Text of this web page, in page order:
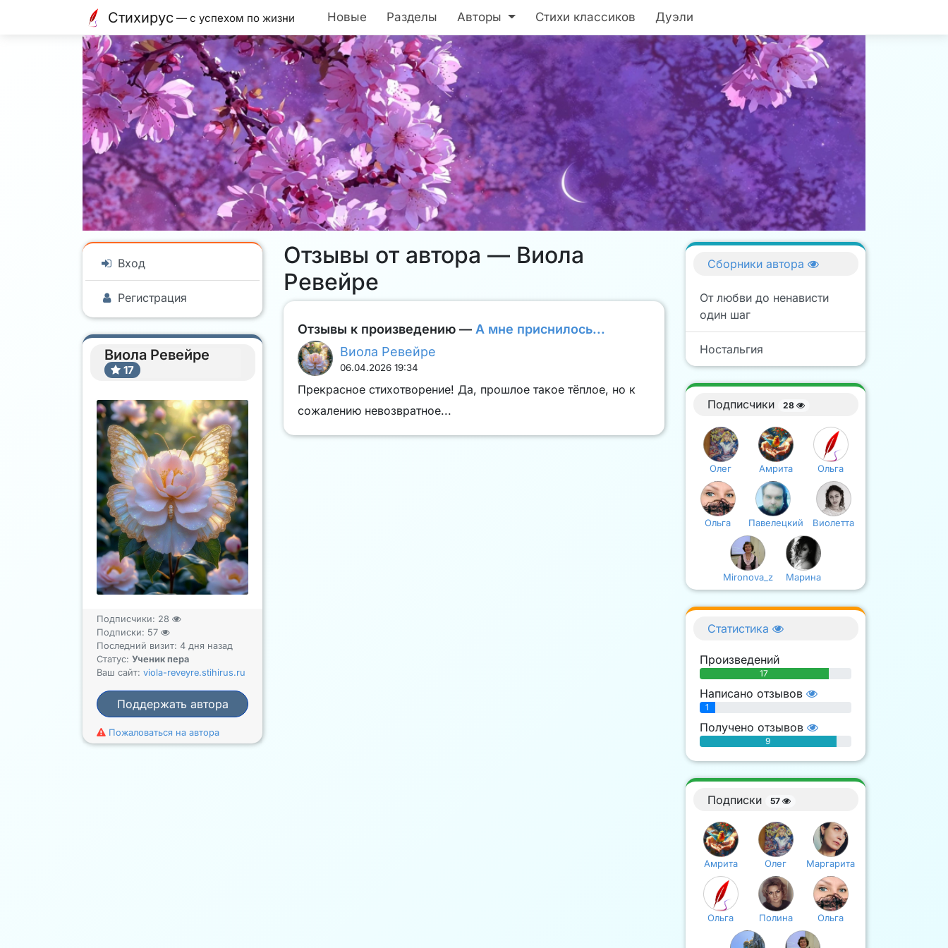
Стихирус — с успехом по жизни Новые Разделы Авторы Стихи классиков Дуэли
Вход
Регистрация
Виола Ревейре
17
Подписчики: 28
Подписки: 57
Последний визит: 4 дня назад
Статус: Ученик пера
Ваш сайт: viola-reveyre.stihirus.ru
Поддержать автора
Пожаловаться на автора
Отзывы от автора — Виола
Ревейре
Отзывы к произведению — А мне приснилось...
Виола Ревейре
06.04.2026 19:34
Прекрасное стихотворение! Да, прошлое такое тёплое, но к
сожалению невозвратное...
Сборники автора
От любви до ненависти
один шаг
Ностальгия
Подписчики 28
Олег Амрита Ольга
Ольга Павелецкий Виолетта
Mironova_z Марина
Статистика
Произведений
17
Написано отзывов
1
Получено отзывов
9
Подписки 57
Амрита Олег Маргарита
Ольга Полина Ольга